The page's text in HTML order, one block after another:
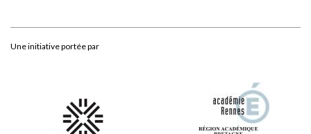
Une initiative portée par